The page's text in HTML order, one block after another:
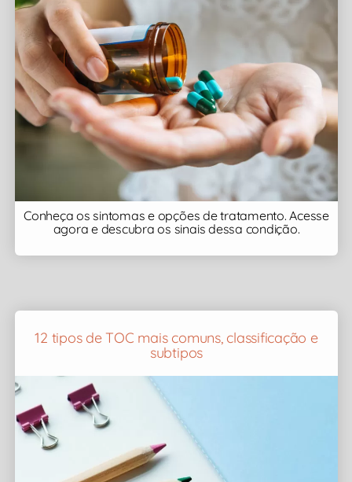
Conheça os sintomas e opções de tratamento. Acesse
agora e descubra os sinais dessa condição.
12 tipos de TOC mais comuns, classificação e
subtipos